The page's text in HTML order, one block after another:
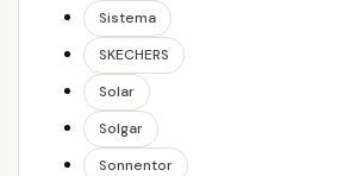
Sistema
SKECHERS
Solar
Solgar
Sonnentor